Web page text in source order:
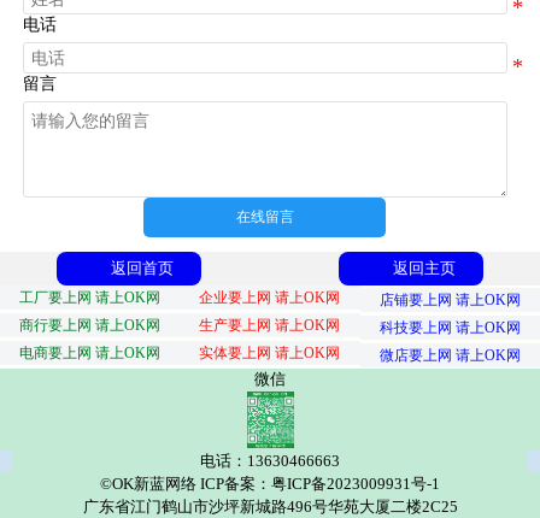
电话
留言
在线留言
返回首页 返回主页
工厂要上网 请上OK网 企业要上网 请上OK网
店铺要上网 请上OK网
商行要上网 请上OK网
生产要上网 请上OK网
科技要上网 请上OK网
电商要上网 请上OK网
实体要上网 请上OK网 微店要上网 请上OK网
微信
电话：13630466663
©OK新蓝网络 ICP备案：粤ICP备2023009931号-1
广东省江门鹤山市沙坪新城路496号华苑大厦二楼2C25